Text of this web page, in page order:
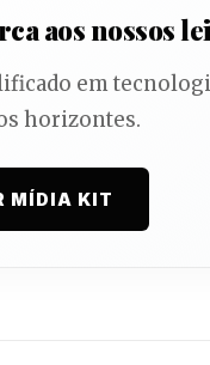
aos nossos
em
horizontes.
MÍDIA KIT